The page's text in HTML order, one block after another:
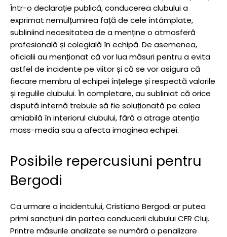
Într-o declarație publică, conducerea clubului a
exprimat nemulțumirea față de cele întâmplate,
subliniind necesitatea de a menține o atmosferă
profesională și colegială în echipă. De asemenea,
oficialii au menționat că vor lua măsuri pentru a evita
astfel de incidente pe viitor și că se vor asigura că
fiecare membru al echipei înțelege și respectă valorile
și regulile clubului. În completare, au subliniat că orice
dispută internă trebuie să fie soluționată pe calea
amiabilă în interiorul clubului, fără a atrage atenția
mass-media sau a afecta imaginea echipei.
Posibile repercusiuni pentru
Bergodi
Ca urmare a incidentului, Cristiano Bergodi ar putea
primi sancțiuni din partea conducerii clubului CFR Cluj.
Printre măsurile analizate se numără o penalizare